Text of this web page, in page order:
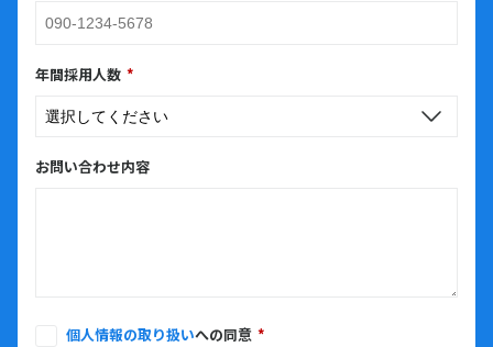
年間採用人数 *
お問い合わせ内容
個人情報の取り扱いへの同意 *